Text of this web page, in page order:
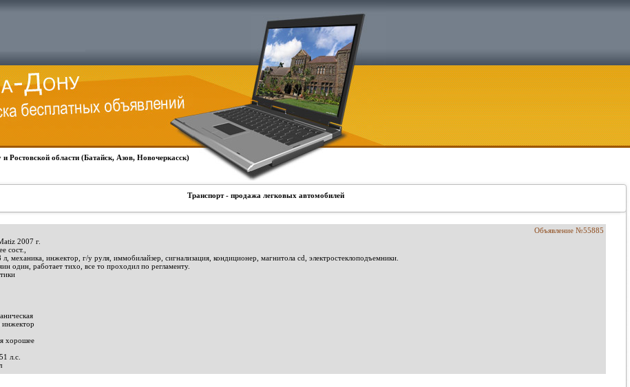
Ростовской области (Батайск, Азов, Новочеркасск)
Транспорт - продажа легковых автомобилей
Объявление №55885
2007 г.
сост.,
механика, инжектор, г/у руля, иммобилайзер, сигнализация, кондиционер, магнитола cd, электростеклоподъемники.
один, работает тихо, все то проходил по регламенту.
инжектор
хорошее
л.с.